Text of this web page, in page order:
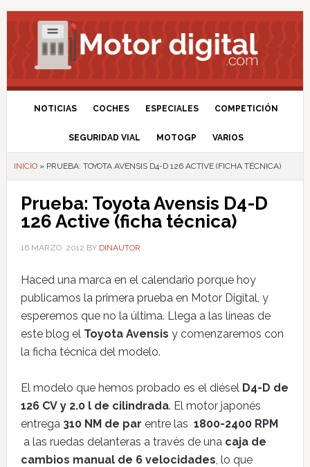
NOTICIAS COCHES ESPECIALES COMPETICIÓN
SEGURIDAD VIAL MOTOGP VARIOS
INICIO» PRUEBA: TOYOTA AVENSIS D4-D 126 ACTIVE (FICHA TÉCNICA)
Prueba: Toyota Avensis D4-D
126 Active (ficha técnica)
16 MARZO, 2012 BY DINAUTOR
Haced una marca en el calendario porque hoy
publicamos la primera prueba en Motor Digital, y
esperemos que no la última. Llega a las líneas de
este blog el Toyota Avensis y comenzaremos con
la ficha técnica del modelo.
El modelo que hemos probado es el diéselD4-D de
126 CV y 2.0 l de cilindrada. El motor japonés
entrega 310 NM de par entre las 1800-2400 RPM
a las ruedas delanteras a través de una caja de
cambios manual de 6 velocidades, lo que